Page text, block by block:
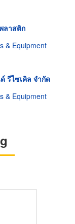
ลาสติก
& Equipment
รีไซเคิล จำกัด
& Equipment